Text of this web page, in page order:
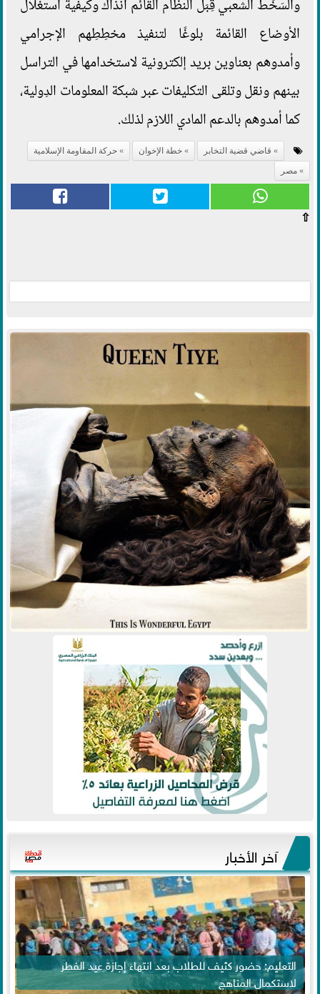
والسَخَط الشعبي قِبَل النظام القائم آنذاك وكيفية استغلال
الأوضاع القائمة بلوغًا لتنفيذ مخطِطِهم الإجرامي
وأمدوهم بعناوين بريد إلكترونية لاستخدامها في التراسل
بينهم ونقل وتلقى التكليفات عبر شبكة المعلومات الدِولية،
كما أمدوهم بالدعم المادي اللازم لذلك.
قاضي قضية التخابر خطة الإخوان
حركة المقاومة الإسلامية
مصر
⇧
آخر الأخبار
التعليم: حضور كثيف للطلاب بعد انتهاء إجازة عيد الفطر
لاستكمال المناهج